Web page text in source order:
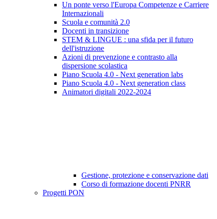
Un ponte verso l'Europa Competenze e Carriere
Internazionali
Scuola e comunità 2.0
Docenti in transizione
STEM & LINGUE : una sfida per il futuro
dell'istruzione
Azioni di prevenzione e contrasto alla
dispersione scolastica
Piano Scuola 4.0 - Next generation labs
Piano Scuola 4.0 - Next generation class
Animatori digitali 2022-2024
Gestione, protezione e conservazione dati
Corso di formazione docenti PNRR
Progetti PON